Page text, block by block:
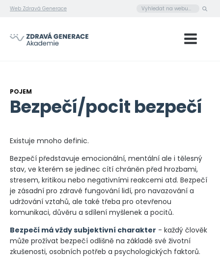
Web Zdravá Generace
POJEM
Bezpečí/pocit bezpečí
Existuje mnoho definic.
Bezpečí představuje emocionální, mentální ale i tělesný
stav, ve kterém se jedinec cítí chráněn před hrozbami,
stresem, kritikou nebo negativními reakcemi atd. Bezpečí
je zásadní pro zdravé fungování lidí, pro navazování a
udržování vztahů, ale také třeba pro otevřenou
komunikaci, důvěru a sdílení myšlenek a pocitů.
Bezpečí má vždy subjektivní charakter - každý člověk
může prožívat bezpečí odlišně na základě své životní
zkušenosti, osobních potřeb a psychologických faktorů.